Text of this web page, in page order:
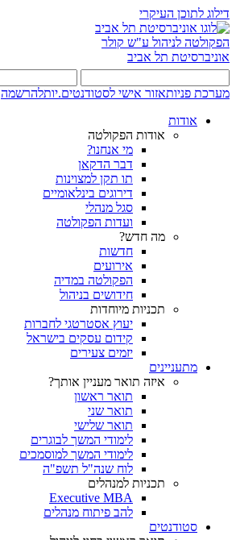
דילוג לתוכן העיקרי
הפקולטה לניהול ע"ש קולר
אוניברסיטת תל אביב
מערכת פניותאזור אישי לסטודנטים.יותלהרשמה
אודות
אודות הפקולטה
מי אנחנו?
דבר הדקאן
תו תקן למצוינות
דירוגים בינלאומיים
סגל מנהלי
ועדות הפקולטה
מה חדש?
חדשות
אירועים
הפקולטה במדיה
חידושים בניהול
תכניות מיוחדות
יעוץ אסטרטגי לחברות
קידום עסקים בישראל
יזמים צעירים
מתעניינים
איזה תואר מעניין אותך?
תואר ראשון
תואר שני
תואר שלישי
לימודי המשך לבוגרים
לימודי המשך למוסמכים
לוח שנה"ל תשפ"ה
תכניות למנהלים
Executive MBA
להב פיתוח מנהלים
סטודנטים